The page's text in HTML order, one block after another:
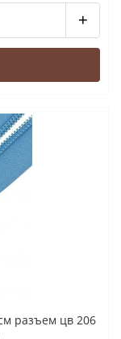
+
разъем цв 206